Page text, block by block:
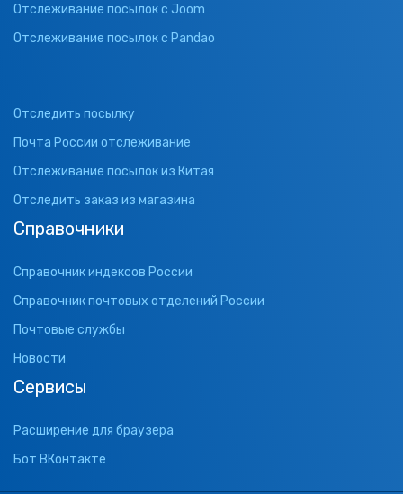
Отслеживание посылок с Joom
Отслеживание посылок с Pandao
Отследить посылку
Почта России отслеживание
Отслеживание посылок из Китая
Отследить заказ из магазина
Справочники
Справочник индексов России
Справочник почтовых отделений России
Почтовые службы
Новости
Сервисы
Расширение для браузера
Бот ВКонтакте